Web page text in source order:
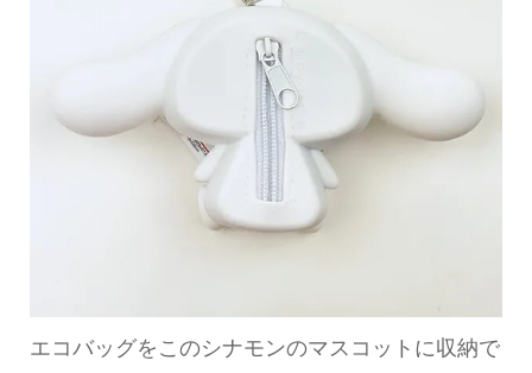
エコバッグをこのシナモンのマスコットに収納で